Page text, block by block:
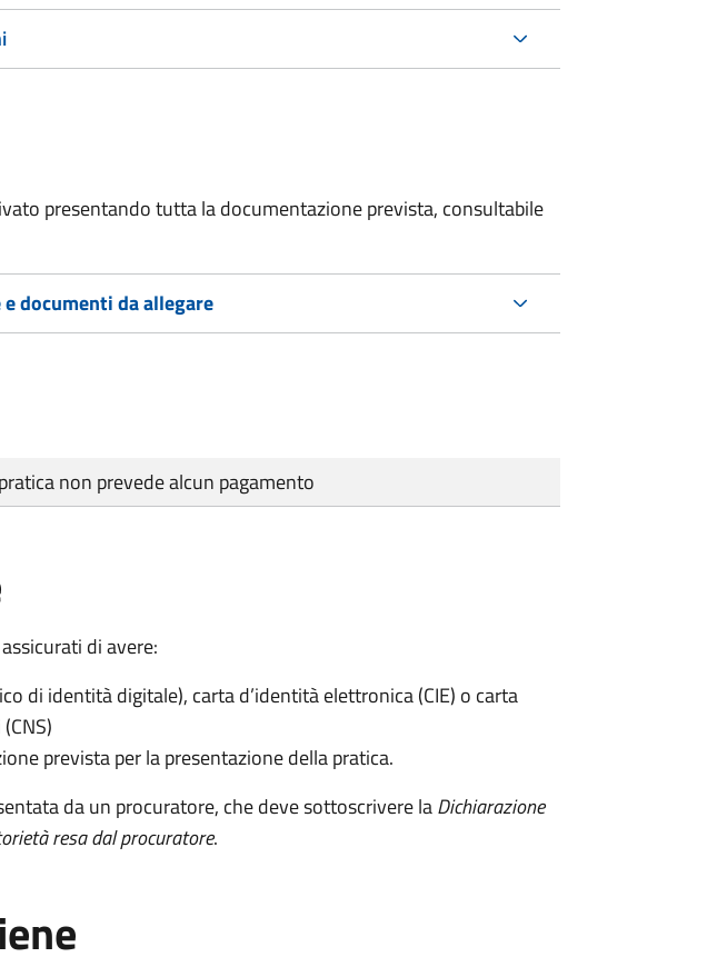
presentando tutta la documentazione prevista, consultabile
documenti da allegare
non prevede alcun pagamento
di avere:
di identità digitale), carta d’identità elettronica (CIE) o carta
prevista per la presentazione della pratica.
da un procuratore, che deve sottoscrivere laDichiarazione
resa dal procuratore.